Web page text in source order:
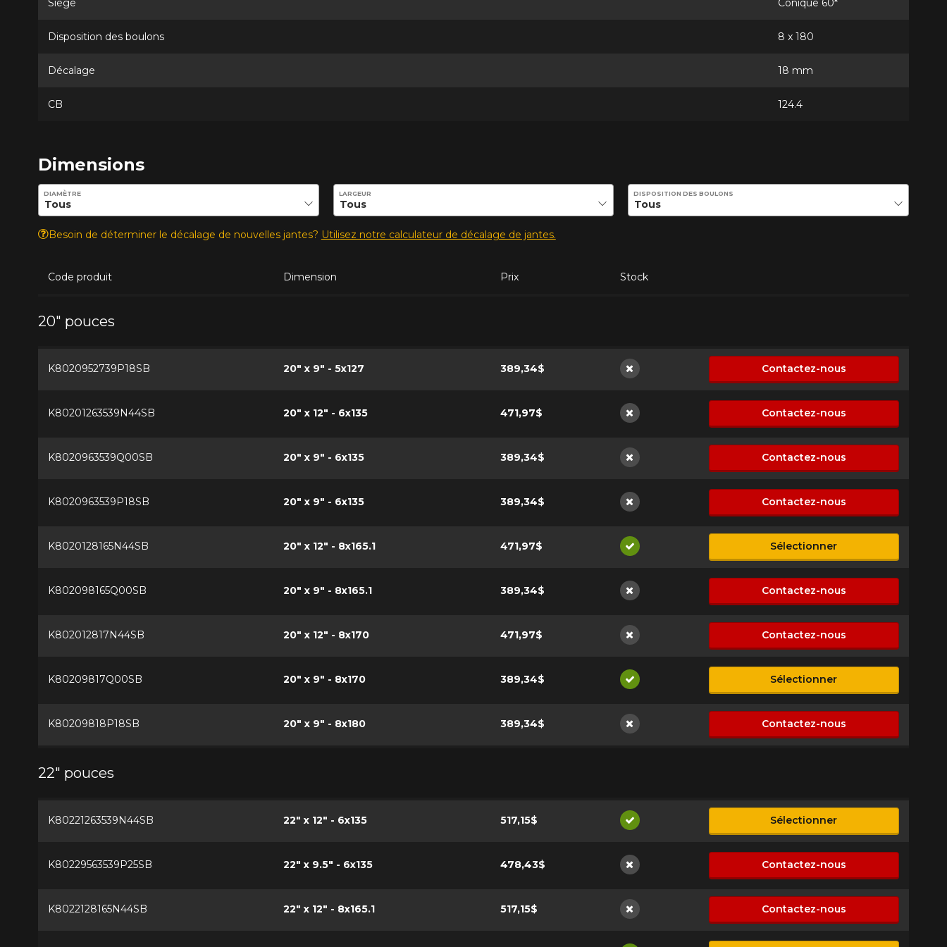
Siège Conique 60*
Disposition des boulons 8 x 180
Décalage 18 mm
CB 124.4
Dimensions
Entrez les dimensions souhaitées pour vérifier la disponibilité de ce produit.
DIAMÈTRE LARGEUR DISPOSITION DES BOULONS
Besoin de déterminer le décalage de nouvelles jantes? Utilisez notre calculateur de décalage de jantes.
Code produit Dimension Prix Stock
20" pouces
K8020952739P18SB 20" x 9" - 5x127 389,34$
Non disponible
Contactez-nous
K80201263539N44SB 20" x 12" - 6x135 471,97$
Non disponible
Contactez-nous
K8020963539Q00SB 20" x 9" - 6x135 389,34$
Non disponible
Contactez-nous
K8020963539P18SB 20" x 9" - 6x135 389,34$
Non disponible
Contactez-nous
K8020128165N44SB 20" x 12" - 8x165.1 471,97$
Disponible
Sélectionner
K802098165Q00SB 20" x 9" - 8x165.1 389,34$
Non disponible
Contactez-nous
K802012817N44SB 20" x 12" - 8x170 471,97$
Non disponible
Contactez-nous
K80209817Q00SB 20" x 9" - 8x170 389,34$
Disponible
Sélectionner
K80209818P18SB 20" x 9" - 8x180 389,34$
Non disponible
Contactez-nous
22" pouces
K80221263539N44SB 22" x 12" - 6x135 517,15$
Disponible
Sélectionner
K80229563539P25SB 22" x 9.5" - 6x135 478,43$
Non disponible
Contactez-nous
K8022128165N44SB 22" x 12" - 8x165.1 517,15$
Non disponible
Contactez-nous